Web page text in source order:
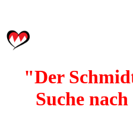
"Der
Suche